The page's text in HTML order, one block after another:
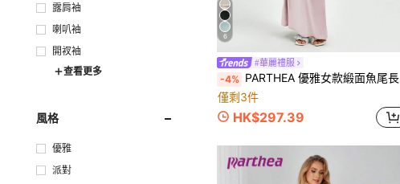
露肩袖
喇叭袖
開衩袖
查看更多
風格
優雅
派對
6
#華麗禮服
-4% PARTHEA 優雅女款緞面魚尾長洋裝，花卉刺繡細肩帶，垂墜領口與後背繫帶設計，粉紅色
僅剩3件
HK$297.39